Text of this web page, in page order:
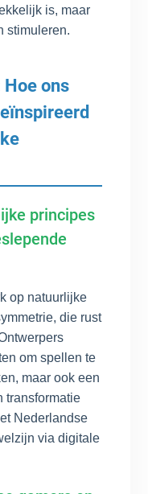
is, maar
stimuleren.
ons
principes
op natuurlijke
die rust
om spellen te
maar ook een
transformatie
Nederlandse
via digitale